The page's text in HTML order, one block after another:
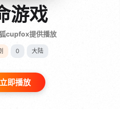
游戏
cupfox提供播放
0 大陆
立即播放